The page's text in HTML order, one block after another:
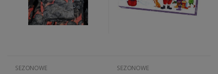
SEZONOWE
SEZONOWE